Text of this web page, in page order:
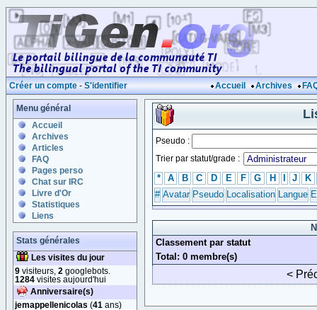
Créer un compte - S'identifier Accueil Archives
Menu général
Accueil
Archives
Articles
FAQ
Pages perso
Chat sur IRC
Livre d'Or
Statistiques
Liens
Stats générales
Les visites du jour
9 visiteurs, 2 googlebots.
1284 visites aujourd'hui
Anniversaire(s)
jemappellenicolas (41 ans)
Pseudo :
Trier par statut/grade :
* A B C D E F G H J
K
# Avatar Pseudo Localisation Langue
Classement par statut
Total: 0 membre(s)
<